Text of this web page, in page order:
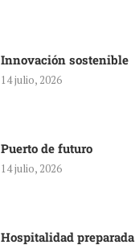
Innovación sostenible
14 julio, 2026
Puerto de futuro
14 julio, 2026
Hospitalidad preparada